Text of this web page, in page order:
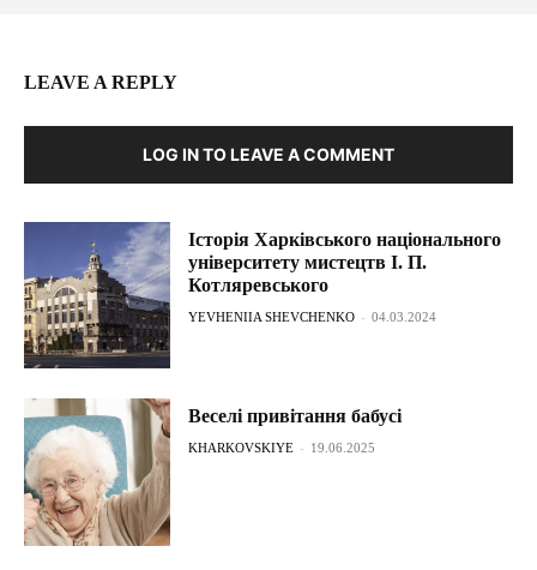
LEAVE A REPLY
LOG IN TO LEAVE A COMMENT
Історія Харківського національного
університету мистецтв І. П.
Котляревського
YEVHENIIA SHEVCHENKO - 04.03.2024
Веселі привітання бабусі
KHARKOVSKIYE - 19.06.2025